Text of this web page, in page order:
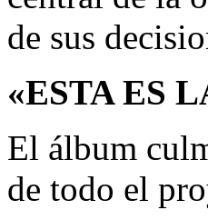
de sus
«ESTA ES
El álbum
de todo el